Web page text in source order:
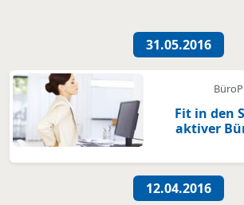
31.05.2016
Fit in den
aktiver
12.04.2016